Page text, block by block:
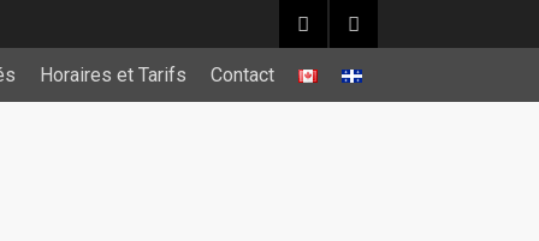
Horaires et Tarifs Contact